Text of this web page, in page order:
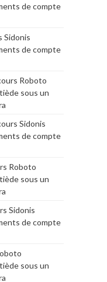
de compte
Sidonis
de compte
Roboto
sous un
Sidonis
de compte
Roboto
sous un
Sidonis
de compte
sous un